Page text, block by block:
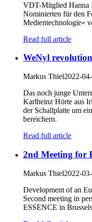
VDT-Mitglied Hanna
Nominierten für den
Medientechnologie«
Read full article
WeNyl
Markus Thiel2022-
Das noch junge
Karlheinz Hörte aus
der Schallplatte um
bereichern.
Read full article
2nd Meeting for
Markus Thiel2022-
Development of an
Second meeting in
ESSENCE in